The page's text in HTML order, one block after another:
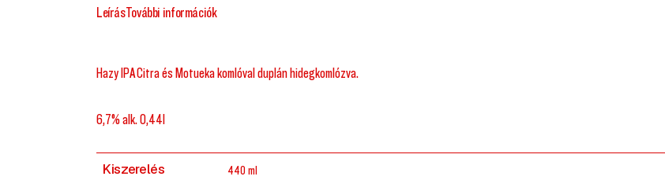
LeírásTovábbi információk
Hazy IPA Citra és Motueka komlóval duplán hidegkomlózva.
6,7% alk. 0,44l
Kiszerelés 440 ml